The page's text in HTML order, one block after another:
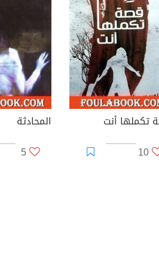
تكملها أنت
10
المحادثة
5